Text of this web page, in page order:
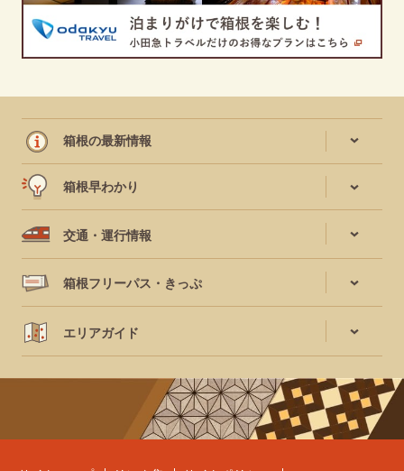
箱根の最新情報
箱根早わかり
交通・運行情報
箱根フリーパス・きっぷ
エリアガイド